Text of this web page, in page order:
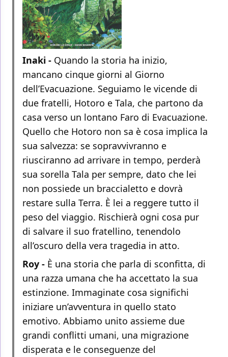
Inaki - Quando la storia ha inizio,
mancano cinque giorni al Giorno
dell’Evacuazione. Seguiamo le vicende di
due fratelli, Hotoro e Tala, che partono da
casa verso un lontano Faro di Evacuazione.
Quello che Hotoro non sa è cosa implica la
sua salvezza: se sopravvivranno e
riusciranno ad arrivare in tempo, perderà
sua sorella Tala per sempre, dato che lei
non possiede un braccialetto e dovrà
restare sulla Terra. È lei a reggere tutto il
peso del viaggio. Rischierà ogni cosa pur
di salvare il suo fratellino, tenendolo
all’oscuro della vera tragedia in atto.
Roy - È una storia che parla di sconfitta, di
una razza umana che ha accettato la sua
estinzione. Immaginate cosa significhi
iniziare un’avventura in quello stato
emotivo. Abbiamo unito assieme due
grandi conflitti umani, una migrazione
disperata e le conseguenze del